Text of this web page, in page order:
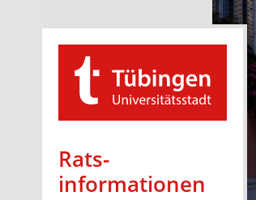
Rats­
informationen